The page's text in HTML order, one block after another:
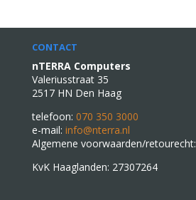
CONTACT
nTERRA Computers
Valeriusstraat 35
2517 HN Den Haag
telefoon: 070 350 3000
e-mail: info@nterra.nl
Algemene voorwaarden/retourecht:
KvK Haaglanden: 27307264